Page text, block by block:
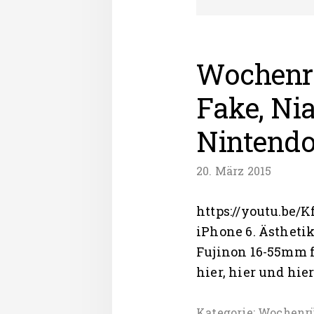
Fake,
20. März 2015
https://youtu.be/
iPhone 6.
Fujinon 16-55mm
hier, hier und